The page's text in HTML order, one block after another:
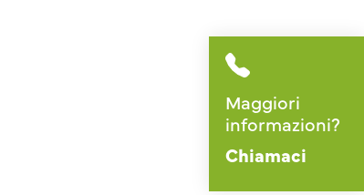
Maggiori
informazioni?
Chiamaci